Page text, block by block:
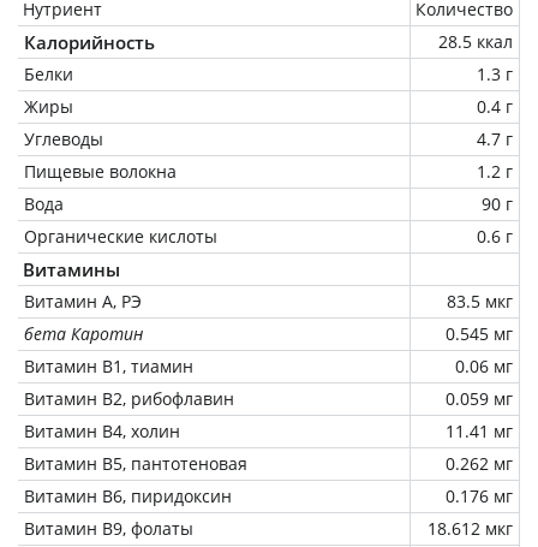
Нутриент
Количество
Калорийность
28.5 ккал
Белки
1.3 г
Жиры
0.4 г
Углеводы
4.7 г
Пищевые волокна
1.2 г
Вода
90 г
Органические кислоты
0.6 г
Витамины
Витамин А, РЭ
83.5 мкг
бета Каротин
0.545 мг
Витамин В1, тиамин
0.06 мг
Витамин В2, рибофлавин
0.059 мг
Витамин В4, холин
11.41 мг
Витамин В5, пантотеновая
0.262 мг
Витамин В6, пиридоксин
0.176 мг
Витамин В9, фолаты
18.612 мкг